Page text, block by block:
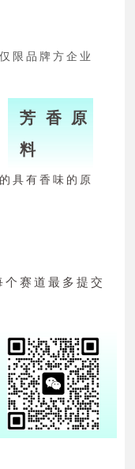
仅限品牌方企业
芳香原
料
具有香味的原
、舒敏祛痘、屏
、乳化稳定等功
创新技术
应用、检验检测
数字化解决方案
赛道最多提交